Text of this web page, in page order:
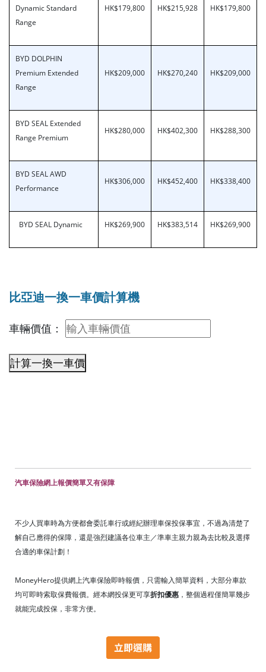
Dynamic Standard
Range
HK$179,800 HK$215,928 HK$179,800
BYD DOLPHIN
Premium Extended
Range
HK$209,000 HK$270,240 HK$209,000
BYD SEAL Extended
Range Premium
HK$280,000 HK$402,300 HK$288,300
BYD SEAL AWD
Performance
HK$306,000 HK$452,400 HK$338,400
BYD SEAL Dynamic HK$269,900 HK$383,514 HK$269,900
比亞迪一換一車價計算機
車輛價值：
計算一換一車價
汽車保險網上報價簡單又有保障
不少人買車時為方便都會委託車行或經紀辦理車保投保事宜，不過為清楚了
解自己應得的保障，還是強烈建議各位車主／準車主親力親為去比較及選擇
合適的車保計劃！
MoneyHero提供網上汽車保險即時報價，只需輸入簡單資料，大部分車款
均可即時索取保費報價。經本網投保更可享折扣優惠 ，整個過程僅簡單幾步
就能完成投保， 非常方便。